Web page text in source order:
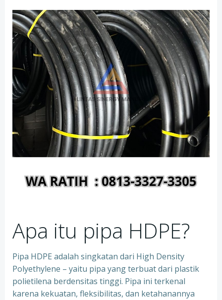
Apa itu pipa HDPE?
Pipa HDPE adalah singkatan dari High Density
Polyethylene – yaitu pipa yang terbuat dari plastik
polietilena berdensitas tinggi. Pipa ini terkenal
karena kekuatan, fleksibilitas, dan ketahanannya